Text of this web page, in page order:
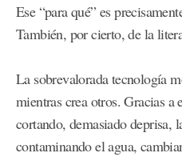
Ese “para qué” es
También, por cierto, de la
La sobrevalorada tecnología
mientras crea otros. Gracias
cortando, demasiado deprisa,
contaminando el agua,